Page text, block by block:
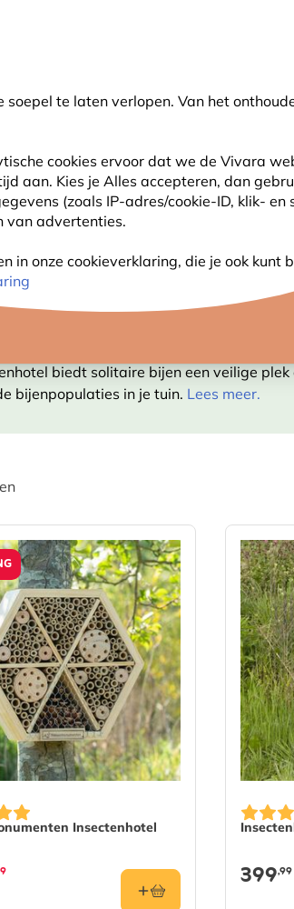
te laten verlopen. Van het
cookies ervoor dat we de Vivara
aan. Kies je Alles accepteren, dan
(zoals IP-adres/cookie-ID, klik- en
van advertenties.
in onze cookieverklaring, die je ook kunt
Zoeken
ANDERE DIEREN
biedt solitaire bijen een veilige
bijenpopulaties in je tuin. Lees meer.
Insectenhotel
399,99